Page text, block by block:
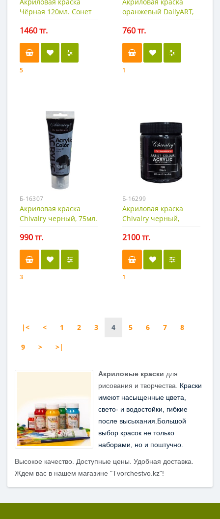
Чёрная 120мл. Сонет
1460 тг.
5
оранжевый DailyART,
760 тг.
1
Б-16307
Акриловая краска
Chivalry черный, 75мл.
990 тг.
3
Б-16299
Акриловая краска
Chivalry черный,
2100 тг.
1
|< < 1 2 3 4 5 6 7 8
9 > >|
Акриловые краски для
рисования и творчества. Краски
имеют насыщенные цвета,
свето- и водостойки, гибкие
после высыхания.Большой
выбор красок не только
наборами, но и поштучно.
Высокое качество. Доступные цены. Удобная доставка.
Ждем вас в нашем магазине "Tvorchestvo.kz"!